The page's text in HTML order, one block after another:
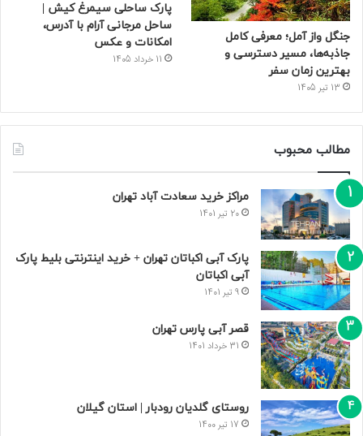
جنگل واز آمل؛ معرفی کامل
جاذبه‌ها، مسیر دسترسی و
بهترین زمان سفر
13 تیر 1405
پارک ساحلی سیمرغ کیش |
ساحل مرجانی آرام با آدرس،
امکانات و عکس
11 خرداد 1405
مطالب محبوب
مراکز خرید سعادت‌ آباد تهران
20 تیر 1401
پارک آبی اکباتان تهران + خرید اینترنتی بلیط پارک
آبی اکباتان
9 تیر 1401
قصر آبی پارس تهران
31 خرداد 1401
روستای گلدیان رودبار | استان گیلان
17 تیر 1400